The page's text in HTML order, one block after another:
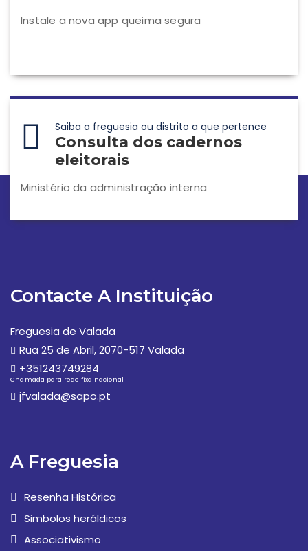
Instale a nova app queima segura
Saiba a freguesia ou distrito a que pertence
Consulta dos cadernos
eleitorais
Ministério da administração interna
Contacte A Instituição
Freguesia de Valada
Rua 25 de Abril, 2070-517 Valada
+351243749284
Chamada para rede fixa nacional
jfvalada@sapo.pt
A Freguesia
Resenha Histórica
Simbolos heráldicos
Associativismo